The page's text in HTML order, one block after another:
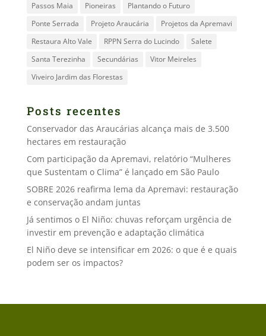
Passos Maia
Pioneiras
Plantando o Futuro
Ponte Serrada
Projeto Araucária
Projetos da Apremavi
Restaura Alto Vale
RPPN Serra do Lucindo
Salete
Santa Terezinha
Secundárias
Vitor Meireles
Viveiro Jardim das Florestas
Posts recentes
Conservador das Araucárias alcança mais de 3.500
hectares em restauração
Com participação da Apremavi, relatório “Mulheres
que Sustentam o Clima” é lançado em São Paulo
SOBRE 2026 reafirma lema da Apremavi: restauração
e conservação andam juntas
Já sentimos o El Niño: chuvas reforçam urgência de
investir em prevenção e adaptação climática
El Niño deve se intensificar em 2026: o que é e quais
podem ser os impactos?